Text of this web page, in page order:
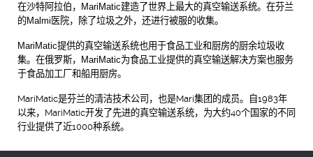
在沙特阿拉伯， MariMatic建造了世界上最大的真空输送系统。在芬兰
的Malmi 医院，除了垃圾之外，还进行被服的收集。
MariMatic提供的真空输送系统也用于食品工业和厨房的厨余垃圾收
集。在俄罗斯， MariMatic为食品工业提供的真空输送解决方案也服务
于食品加工厂和船用厨房。
MariMatic是芬兰的清洁技术公司，也是Mari集团的成员。自1983年
以来， MariMatic开发了先进的真空输送系统，为大约40个国家的不同
行业提供了近1000种系统。